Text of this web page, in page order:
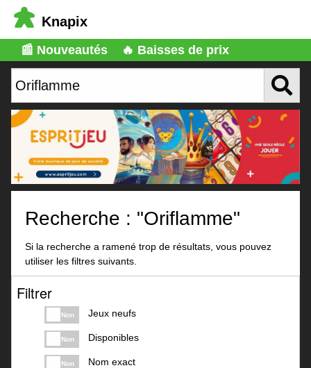
Knapix
📰 Nouveautés 🔥 Baisses de prix
Recherche : "Oriflamme"
Si la recherche a ramené trop de résultats, vous pouvez
utiliser les filtres suivants.
Filtrer
Non Jeux neufs
Non Disponibles
Non Nom exact